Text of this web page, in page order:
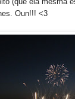
Oun!!! <3